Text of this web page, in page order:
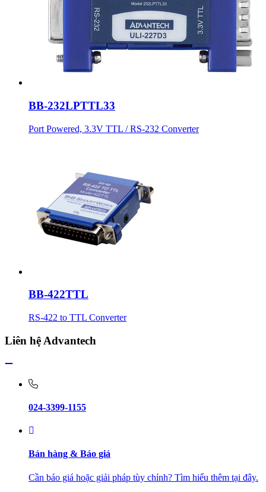
BB-232LPTTL33
Port Powered, 3.3V TTL / RS-232 Converter
BB-422TTL
RS-422 to TTL Converter
Liên hệ Advantech
024-3399-1155
Bán hàng & Báo giá
Cần báo giá hoặc giải pháp tùy chỉnh? Tìm hiểu thêm tại đây.